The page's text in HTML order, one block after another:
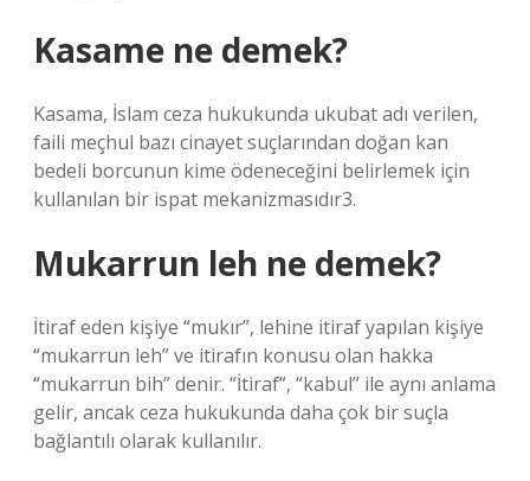
Kasame ne demek?
Kasama, İslam ceza hukukunda ukubat adı verilen,
faili meçhul bazı cinayet suçlarından doğan kan
bedeli borcunun kime ödeneceğini belirlemek için
kullanılan bir ispat mekanizmasıdır3.
Mukarrun leh ne demek?
İtiraf eden kişiye “mukır”, lehine itiraf yapılan kişiye
“mukarrun leh” ve itirafın konusu olan hakka
“mukarrun bih” denir. “İtiraf”, “kabul” ile aynı anlama
gelir, ancak ceza hukukunda daha çok bir suçla
bağlantılı olarak kullanılır.